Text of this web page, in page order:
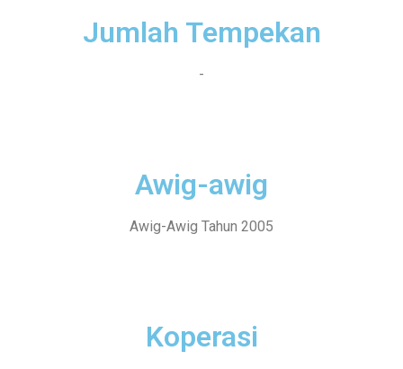
Jumlah Tempekan
-
Awig-awig
Awig-Awig Tahun 2005
Koperasi